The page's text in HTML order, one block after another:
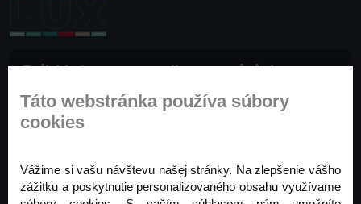
Prihláste sa na odber noviniek
Buďte prvý, kto to vie. Zaregistrujte sa na odber
noviniek ešte dnes
Táto webstránka používa súbory
cookies
Vážime si vašu návštevu našej stránky. Na zlepšenie vášho
zážitku a poskytnutie personalizovaného obsahu využívame